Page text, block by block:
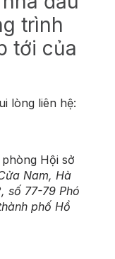
trình
tới của
lòng liên hệ:
Hội sở
Nam, Hà
số 77-79 Phó
phố Hồ